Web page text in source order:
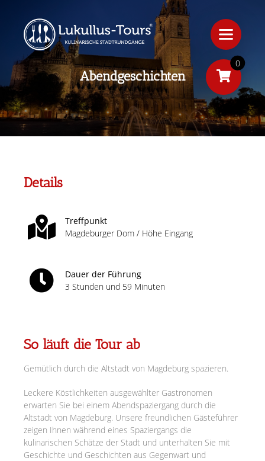
Abendgeschichten
Details
Treffpunkt
Magdeburger Dom / Höhe Eingang
Dauer der Führung
3 Stunden und 59 Minuten
So läuft die Tour ab
Gemütlich durch die Altstadt von Magdeburg spazieren.
Leckere Köstlichkeiten ausgewählter Gastronomen
erwarten Sie bei einem Abendspaziergang durch die
Altstadt von Magdeburg. Unsere freundlichen Gästeführer
zeigen Ihnen während eines Spaziergangs die
kulinarischen Schätze der Stadt und unterhalten Sie mit
Geschichte und Geschichten aus Gegenwart und
0